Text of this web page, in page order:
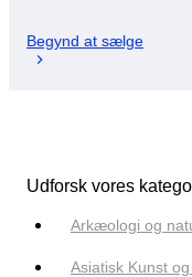
Begynd at sælge
Udforsk vores
Arkæologi og
Asiatisk Kunst